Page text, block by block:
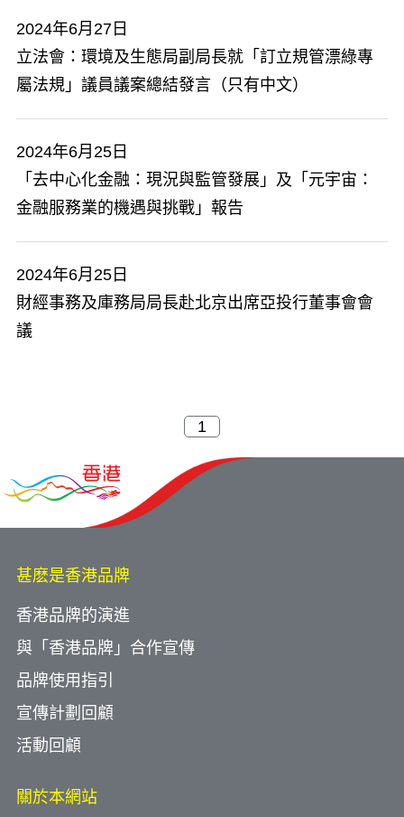
2024年6月27日
立法會：環境及生態局副局長就「訂立規管漂綠專
屬法規」議員議案總結發言（只有中文）
2024年6月25日
「去中心化金融：現況與監管發展」及「元宇宙：
金融服務業的機遇與挑戰」報告
2024年6月25日
財經事務及庫務局局長赴北京出席亞投行董事會會
議
甚麽是香港品牌
香港品牌的演進
與「香港品牌」合作宣傳
品牌使用指引
宣傳計劃回顧
活動回顧
關於本網站